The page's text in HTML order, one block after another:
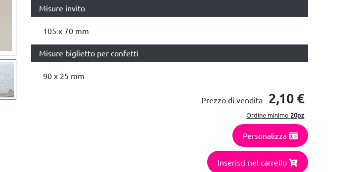
Misure invito
105 x 70 mm
Misure biglietto per confetti
90 x 25 mm
Prezzo di vendita 2,10 €
Ordine minimo20pz
Personalizza
Inserisci nel carrello